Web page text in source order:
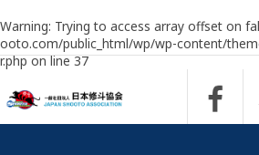
Warning: Trying to access array offset on
ooto.com/public_html/wp/wp-content/
r.phpon line37